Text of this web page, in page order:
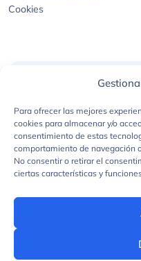
Para ofrecer las mejores
cookies para almacenar y/o
consentimiento de estas
comportamiento de navegación
No consentir o retirar el
ciertas características y
con el